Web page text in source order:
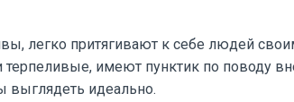
легко притягивают к себе людей
имеют пунктик по поводу
выглядеть идеально.